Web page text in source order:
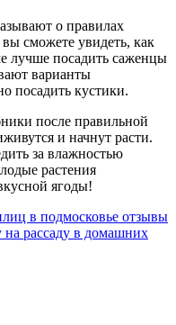
о правилах
сможете увидеть, как
лучше посадить саженцы
варианты
посадить кустики.
после правильной
и начнут расти.
за влажностью
растения
ягоды!
в подмосковье отзывы
на рассаду в домашних